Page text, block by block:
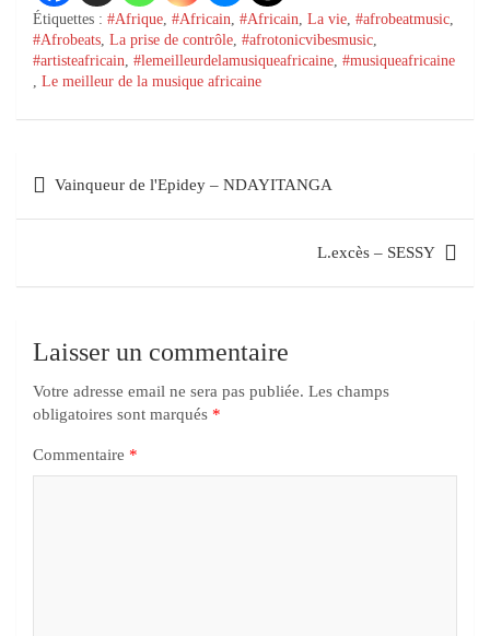
Étiquettes : #Afrique, #Africain, #Africain, La vie, #afrobeatmusic,
#Afrobeats, La prise de contrôle, #afrotonicvibesmusic,
#artisteafricain, #lemeilleurdelamusiqueafricaine, #musiqueafricaine
, Le meilleur de la musique africaine
Vainqueur de l'Epidey – NDAYITANGA
L.excès – SESSY
Laisser un commentaire
Votre adresse email ne sera pas publiée. Les champs
obligatoires sont marqués *
Commentaire *